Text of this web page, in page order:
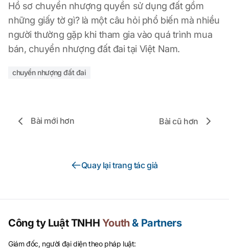
Hồ sơ chuyển nhượng quyền sử dụng đất gồm
những giấy tờ gì? là một câu hỏi phổ biến mà nhiều
người thường gặp khi tham gia vào quá trình mua
bán, chuyển nhượng đất đai tại Việt Nam.
chuyển nhượng đất đai
Bài mới hơn Bài cũ hơn
Quay lại trang tác giả
Công ty Luật TNHH Youth& Partners
Giám đốc, người đại diện theo pháp luật: